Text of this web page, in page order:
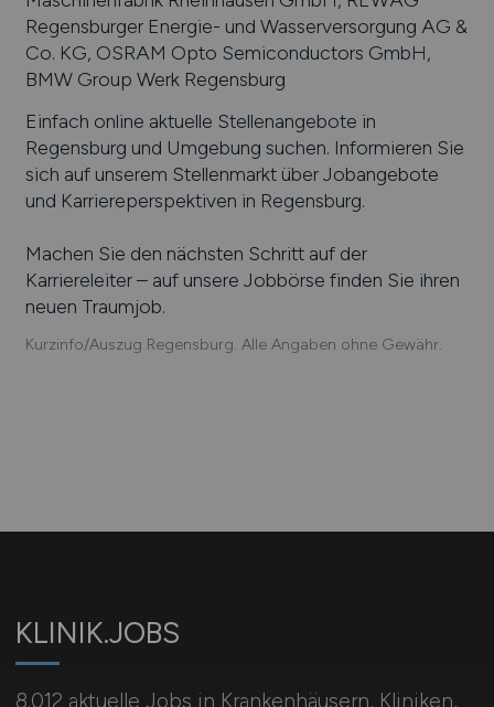
Regensburger Energie- und Wasserversorgung AG &
Co. KG, OSRAM Opto Semiconductors GmbH,
BMW Group Werk Regensburg
Einfach online aktuelle Stellenangebote in
Regensburg und Umgebung suchen. Informieren Sie
sich auf unserem Stellenmarkt über Jobangebote
und Karriereperspektiven in Regensburg.
Machen Sie den nächsten Schritt auf der
Karriereleiter – auf unsere Jobbörse finden Sie ihren
neuen Traumjob.
Kurzinfo/Auszug Regensburg. Alle Angaben ohne Gewähr.
KLINIK.JOBS
8.012 aktuelle Jobs in Krankenhäusern, Kliniken,